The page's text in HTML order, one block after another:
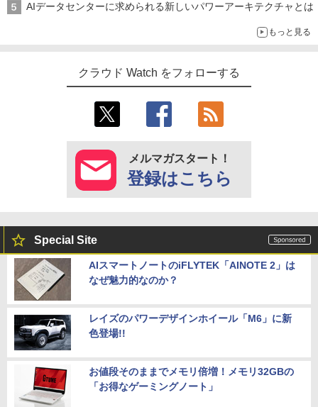
AIデータセンターに求められる新しいパワーアーキテクチャとは
もっと見る
クラウド Watch をフォローする
メルマガスタート！
登録はこちら
Special Site
AIスマートノートのiFLYTEK「AINOTE 2」は
なぜ魅力的なのか？
レイズのパワーデザインホイール「M6」に新
色登場!!
お値段そのままでメモリ倍増！メモリ32GBの
「お得なゲーミングノート」